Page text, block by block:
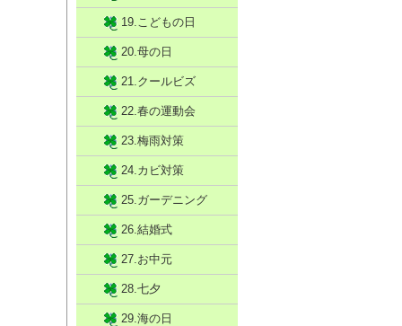
19.こどもの日
20.母の日
21.クールビズ
22.春の運動会
23.梅雨対策
24.カビ対策
25.ガーデニング
26.結婚式
27.お中元
28.七夕
29.海の日